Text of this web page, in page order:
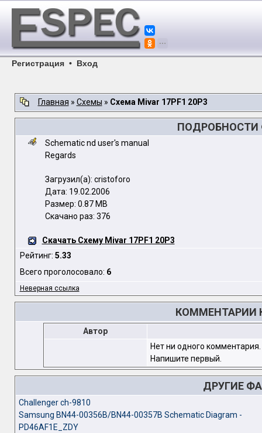
Регистрация • Вход
Главная » Схемы » Схема Mivar 17PF1 20P3
ПОДРОБНОСТИ
Schematic nd user's manual
Regards
Загрузил(а): cristoforo
Дата: 19.02.2006
Размер: 0.87 MB
Скачано раз: 376
Скачать Схему Mivar 17PF1 20P3
Рейтинг: 5.33
Всего проголосовало: 6
Неверная ссылка
КОММЕНТАРИИ К
Автор
Нет ни одного комментария.
Напишите первый.
ДРУГИЕ
Challenger ch-9810
Samsung BN44-00356B/BN44-00357B Schematic Diagram -
PD46AF1E_ZDY